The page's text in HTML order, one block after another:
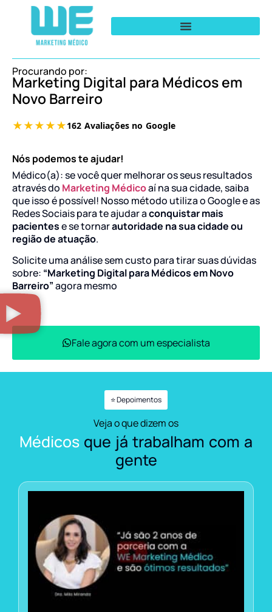
Procurando por:
Marketing Digital para Médicos em
Novo Barreiro
Nós podemos te ajudar!
Médico(a): se você quer melhorar os seus resultados
através do Marketing Médicoaí na sua cidade, saiba
que isso é possível! Nosso método utiliza o Google e as
Redes Sociais para te ajudar aconquistar mais
pacientese se tornarautoridade na sua cidade ou
região de atuação.
Solicite uma análise sem custo para tirar suas dúvidas
sobre: “Marketing Digital para Médicos em Novo
Barreiro”agora mesmo
Fale agora com um especialista
⭐ Depoimentos
Veja o que dizem os
Médicos que já trabalham com a
gente